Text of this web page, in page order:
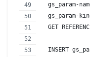
gs_param-
gs_param-
GET
INSERT